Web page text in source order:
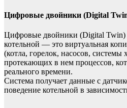
Цифровые двойники (Digital
Цифровые двойники (Digital
котельной — это виртуальная
(котла, горелок, насосов,
протекающих в нем процессов,
реального времени.
Система получает данные с
поведение котельной в